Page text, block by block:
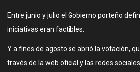
Entre junio y julio el Gobierno porteño
iniciativas eran factibles.
Y a fines de agosto se abrió la votación,
través de la web oficial y las redes